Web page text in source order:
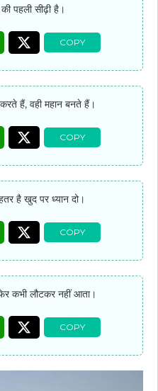
पहली सीढ़ी है।
हैं, वही महान बनते हैं।
है खुद पर ध्यान दो।
कभी लौटकर नहीं आता।